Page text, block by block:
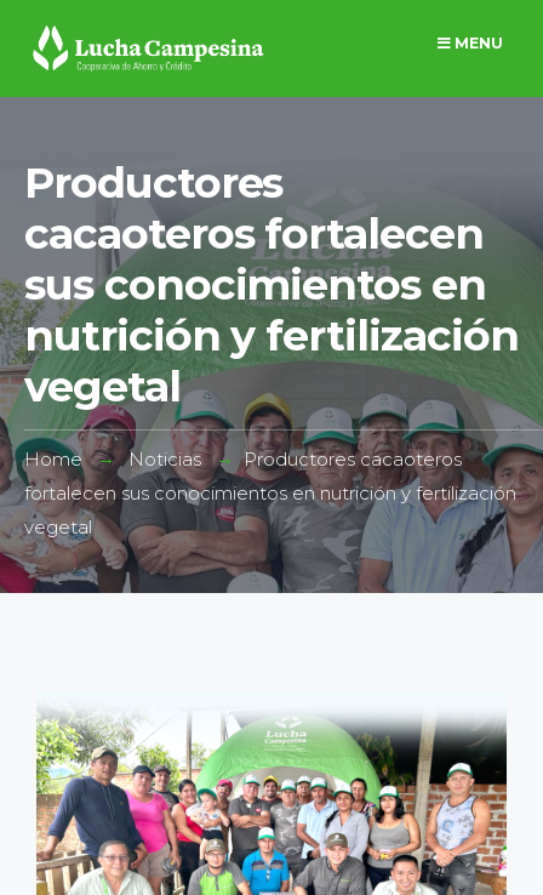
MENU
Productores
cacaoteros fortalecen
sus conocimientos en
nutrición y fertilización
vegetal
Home Noticias
Productores cacaoteros
fortalecen sus conocimientos en nutrición y fertilización
vegetal